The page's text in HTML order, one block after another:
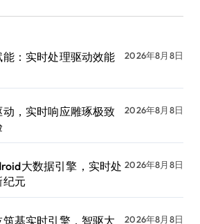
：实时处理驱动效能
2026年8月8日
，实时响应雕琢极致
2026年8月8日
大数据引擎，实时处
纪元
2026年8月8日
基实时引擎，智驱大 2026年8月8日